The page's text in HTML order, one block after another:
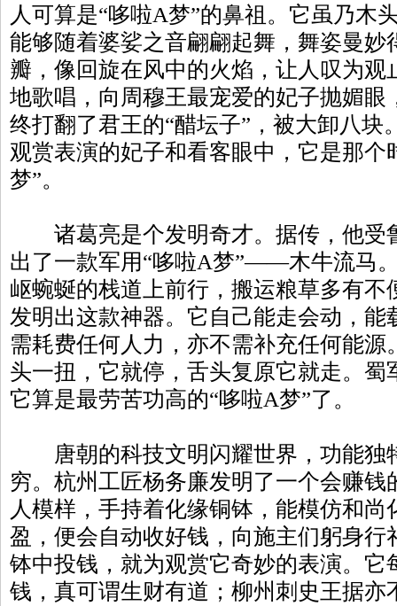
人可算是“哆啦A梦”的鼻祖。它虽乃木
能够随着婆娑之音翩翩起舞，舞姿曼妙
瓣，像回旋在风中的火焰，让人叹为观
地歌唱，向周穆王最宠爱的妃子抛媚眼
终打翻了君王的“醋坛子”，被大卸八块
观赏表演的妃子和看客眼中，它是那个
梦”。
诸葛亮是个发明奇才。据传，他受
出了一款军用“哆啦A梦”——木牛流马
岖蜿蜒的栈道上前行，搬运粮草多有不
发明出这款神器。它自己能走会动，能
需耗费任何人力，亦不需补充任何能源
头一扭，它就停，舌头复原它就走。蜀
它算是最劳苦功高的“哆啦A梦”了。
唐朝的科技文明闪耀世界，功能独
穷。杭州工匠杨务廉发明了一个会赚钱
人模样，手持着化缘铜钵，能模仿和
盈，便会自动收好钱，向施主们躬身行
钵中投钱，就为观赏它奇妙的表演。它
钱，真可谓生财有道；柳州刺史王据亦